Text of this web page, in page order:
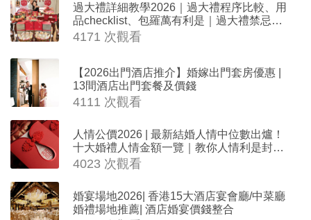
過大禮詳細教學2026｜過大禮程序比較、用
品checklist、包羅萬有利是｜過大禮禁忌及
吉祥說話
4171 次觀看
【2026出門酒店推介】婚嫁出門套房優惠 |
13間酒店出門套餐及價錢
4111 次觀看
人情公價2026 | 最新結婚人情中位數出爐！
十大婚禮人情金額一覽｜教你人情利是封寫
法
4023 次觀看
婚宴場地2026| 香港15大酒店宴會廳/中菜廳
婚禮場地推薦| 酒店婚宴價錢整合